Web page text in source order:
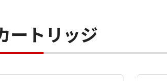
ートリッジ